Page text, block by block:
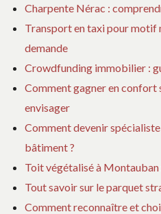
Charpente Nérac :
Transport en taxi pour motif
demande
Crowdfunding immobilier :
Comment gagner en confort
envisager
Comment devenir
bâtiment ?
Toit végétalisé à
Tout savoir sur le parquet
Comment reconnaître et